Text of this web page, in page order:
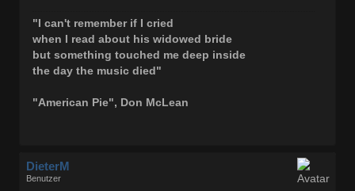
"I can't remember if I cried
when I read about his widowed bride
but something touched me deep inside
the day the music died"
"American Pie", Don McLean
DieterM
Benutzer